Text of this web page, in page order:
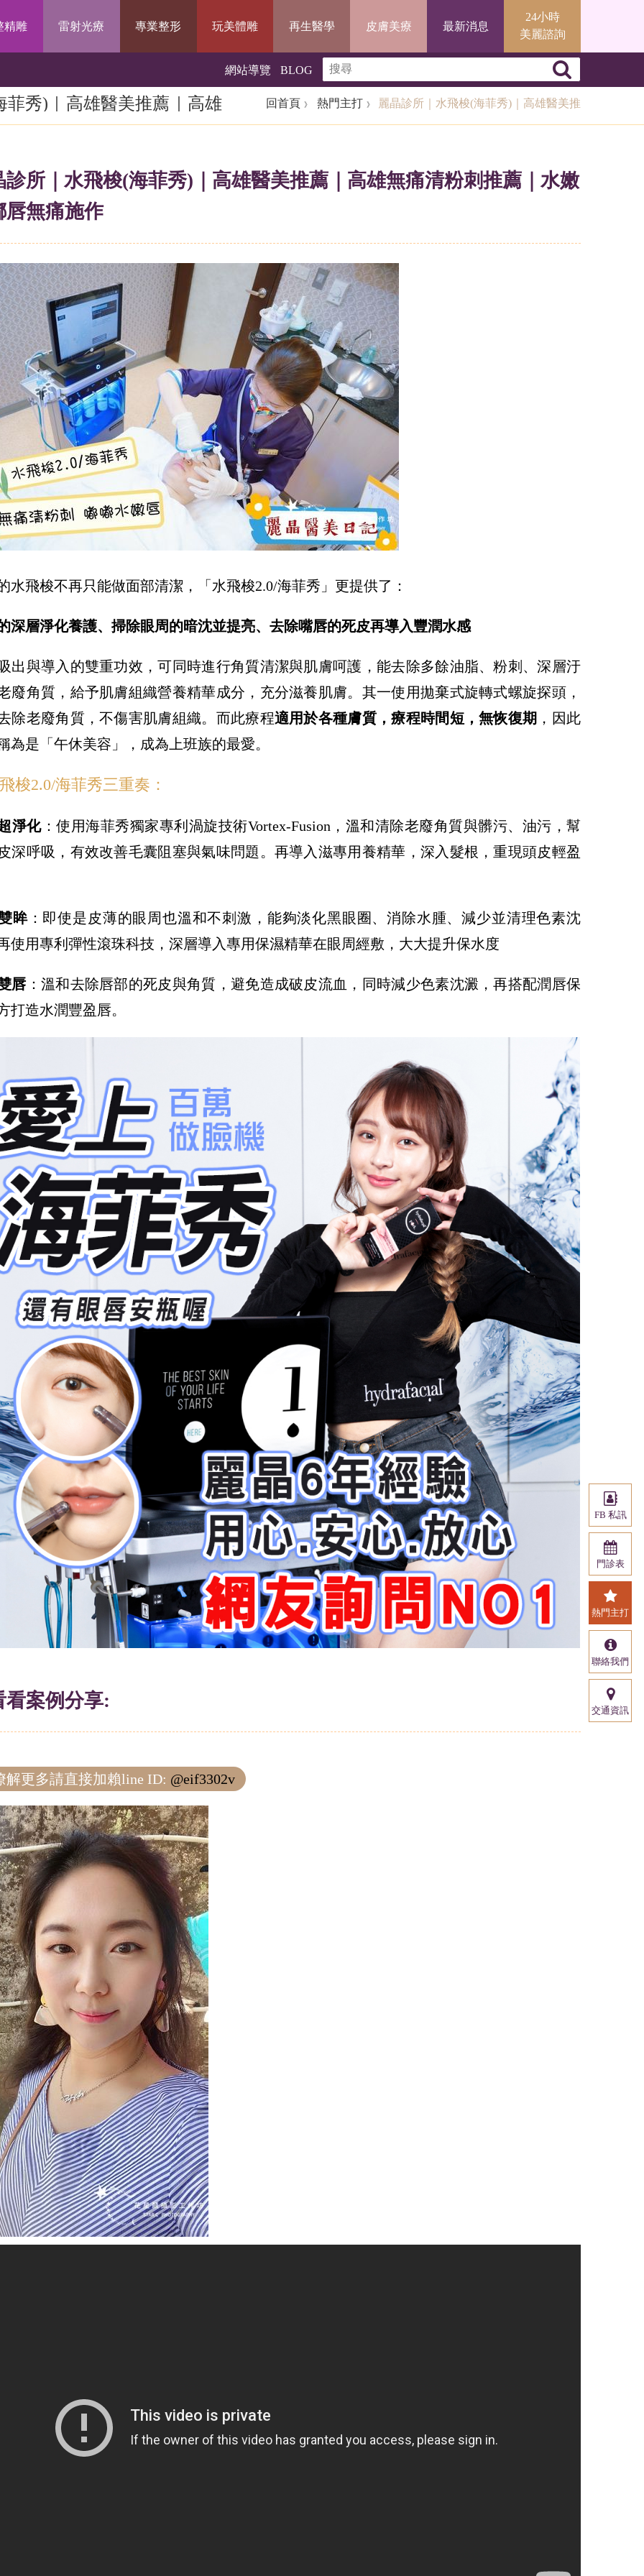
精雕 雷射光療 專業整形 玩美體雕 再生醫學 皮膚美療 最新消息
24小時
美麗諮詢
網站導覽 BLOG
回首頁 熱門主打 麗晶診所｜水飛梭(海菲秀)｜高雄醫美推
菲秀)｜高雄醫美推薦｜高雄
嘟嘟唇無痛施作
診所｜水飛梭(海菲秀)｜高雄醫美推薦｜高雄無痛清粉刺推薦｜水嫩
唇無痛施作
水飛梭不再只能做面部清潔，「水飛梭2.0/海菲秀」更提供了：
深層淨化養護、掃除眼周的暗沈並提亮、去除嘴唇的死皮再導入豐潤水感
出與導入的雙重功效，可同時進行角質清潔與肌膚呵護，能去除多餘油脂、粉刺、深層汙
廢角質，給予肌膚組織營養精華成分，充分滋養肌膚。其一使用拋棄式旋轉式螺旋探頭，
除老廢角質，不傷害肌膚組織。而此療程適用於各種膚質，療程時間短，無恢復期 ，因此
為是「午休美容」，成為上班族的最愛。
梭2.0/海菲秀三重奏：
淨化：使用海菲秀獨家專利渦旋技術Vortex-Fusion，溫和清除老廢角質與髒污、油污，幫
深呼吸，有效改善毛囊阻塞與氣味問題。再導入滋專用養精華，深入髮根，重現頭皮輕盈
眸：即使是皮薄的眼周也溫和不刺激，能夠淡化黑眼圈、消除水腫、減少並清理色素沈
使用專利彈性滾珠科技，深層導入專用保濕精華在眼周經敷，大大提升保水度
唇 ：溫和去除唇部的死皮與角質，避免造成破皮流血，同時減少色素沈澱，再搭配潤唇保
打造水潤豐盈唇。
看案例分享:
解更多請直接加賴line ID: @eif3302v
FB 私訊
門診表
熱門主打
聯絡我們
交通資訊